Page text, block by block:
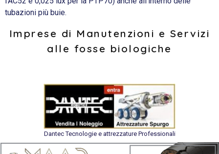
tubazioni più buie.
Imprese di Manutenzioni e Servizi
alle fosse biologiche
Dantec Tecnologie e attrezzature Professionali